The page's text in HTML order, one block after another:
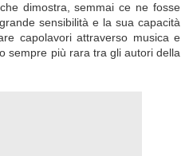
dimostra, semmai ce ne fosse
sensibilità e la sua capacità
capolavori attraverso musica e
sempre più rara tra gli autori della